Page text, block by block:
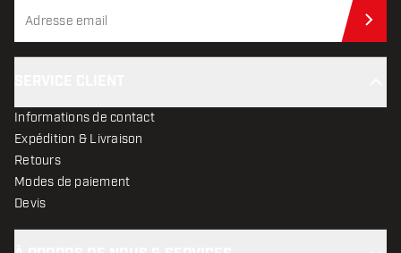
Informations de contact
Expédition & Livraison
Retours
Modes de paiement
Devis